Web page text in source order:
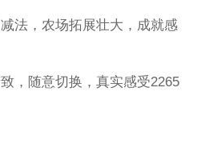
法，农场拓展壮大，成就感
，随意切换，真实感受2265